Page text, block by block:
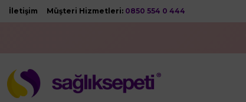
İletişim Müşteri Hizmetleri: 0850 554 0 444